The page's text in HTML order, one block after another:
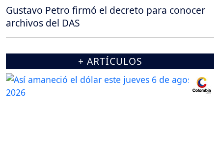
Gustavo Petro firmó el decreto para conocer
archivos del DAS
+ ARTÍCULOS